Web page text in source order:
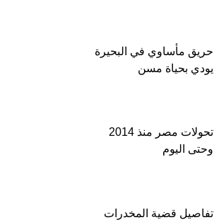
حريق مأساوي في البحيرة
يودي بحياة مسن
تحولات مصر منذ 2014
وحتى اليوم
تفاصيل قضية المخدرات